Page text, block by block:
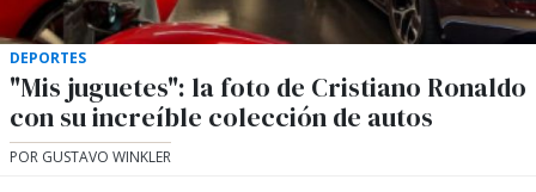
DEPORTES
"Mis juguetes": la foto de Cristiano Ronaldo
con su increíble colección de autos
POR GUSTAVO WINKLER